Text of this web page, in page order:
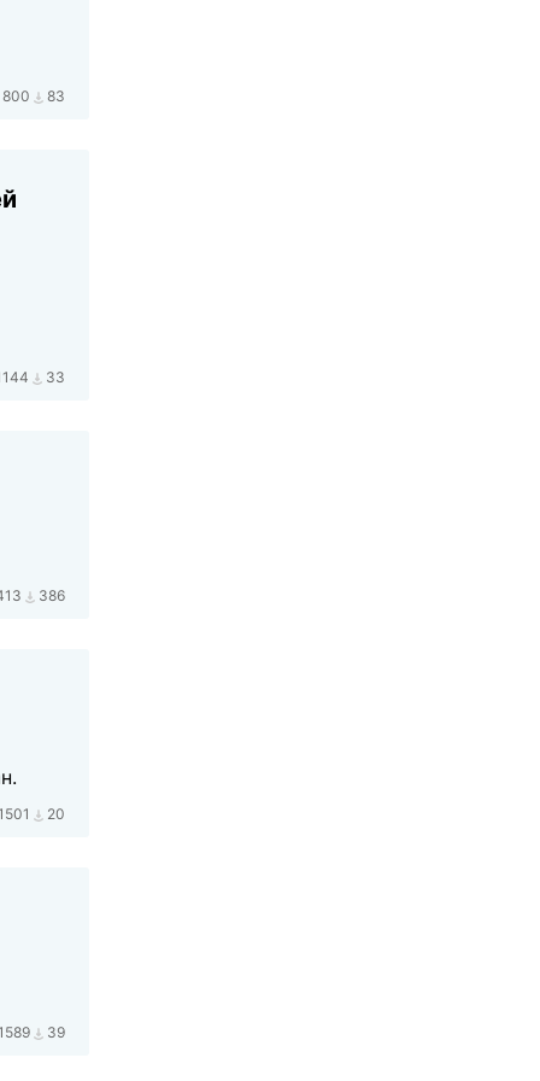
800 83
33
386
20
39